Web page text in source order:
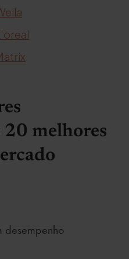
20 melhores
desempenho